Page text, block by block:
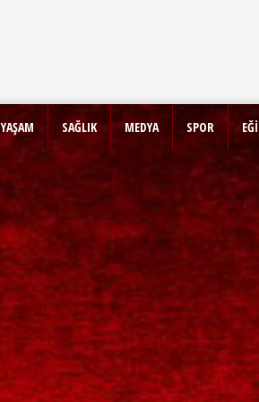
YAŞAM SAĞLIK MEDYA SPOR